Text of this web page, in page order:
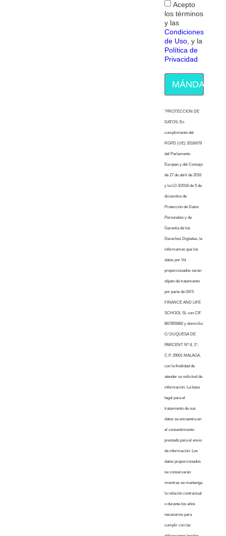
Acepto
los términos
y las
Condiciones
de Uso, y la
Política de
Privacidad
MÁNDAME
“PROTECCION DE
DATOS: En
cumplimiento del
RGPD (UE) 2016/679
del Parlamento
Europeo y del Consejo
de 27 de abril de 2016
y la LO 3/2018 de 5 de
diciembre de
Protección de Datos
Personales y de
Garantía de los
Derechos Digitales, le
informamos que los
datos por Vd.
proporcionados serán
objeto de tratamiento
por parte de LWS
FINANCE AND LIFE
SCHOOL SL con CIF
B67855882 y domicilio
C/ DUQUESA DE
PARCENT Nº 8, 1º,
C.P. 29001 MALAGA,
con la finalidad de
atender su solicitud de
información. La base
legal para el
tratamiento de sus
datos se encuentra en
el consentimiento
prestado para el envío
de información. Los
datos proporcionados
se conservarán
mientras se mantenga
la relación contractual
o durante los años
necesarios para
cumplir con las